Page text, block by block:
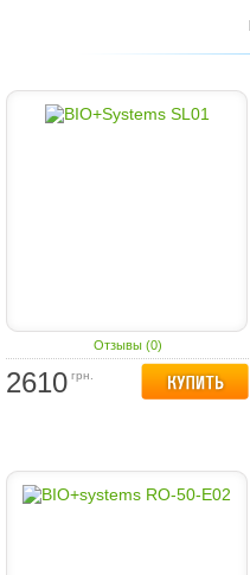
Отзывы (0)
2610 грн.